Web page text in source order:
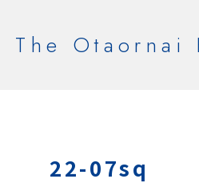
The Otaornai
22-07sq